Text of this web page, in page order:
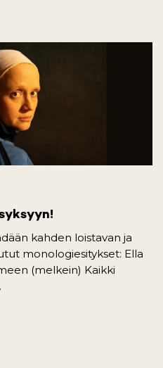
kahden loistavan ja
monologiesitykset: Ella
(melkein) Kaikki